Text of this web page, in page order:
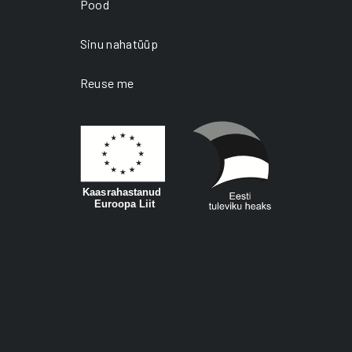
Pood
Sinu nahatüüp
Reuse me